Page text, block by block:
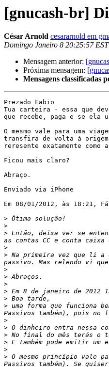
[gnucash-br]
César Arnold cesararnold em
Domingo Janeiro 8 20:25:57
Mensagem anterior:
Próxima mensagem:
Mensagens classificadas
Prezado Fabio
Tua carteira - essa que
que recebe, paga e se ela
O mesmo vale para uma
transfira de volta à origem
reresente exatamente
Ficou mais claro?
Abraço.
Enviado via iPhone
Em 08/01/2012, às 18:21,
>
>
> Então, deixa ver se
>
> Na primeira vez que li a
>
>
>
> Em 8 de janeiro de 2012
>
> uma forma que funciona
>
>
>
>
>
> O mesmo princípio vale